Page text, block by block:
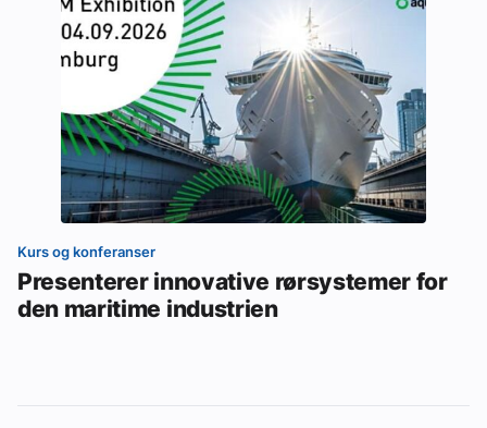
Kurs og konferanser
Presenterer innovative rørsystemer for
den maritime industrien